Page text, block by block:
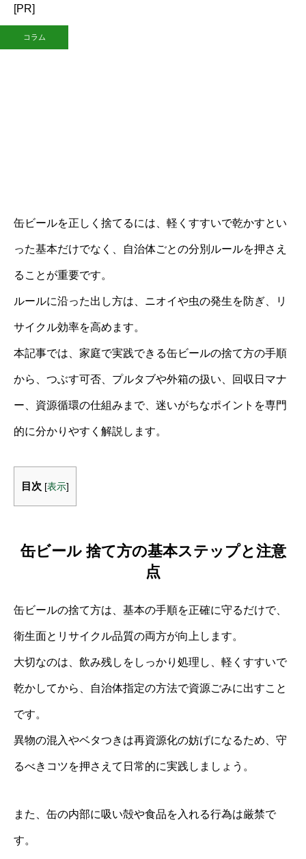
[PR]
コラム
缶ビールを正しく捨てるには、軽くすすいで乾かすとい
った基本だけでなく、自治体ごとの分別ルールを押さえ
ることが重要です。
ルールに沿った出し方は、ニオイや虫の発生を防ぎ、リ
サイクル効率を高めます。
本記事では、家庭で実践できる缶ビールの捨て方の手順
から、つぶす可否、プルタブや外箱の扱い、回収日マナ
ー、資源循環の仕組みまで、迷いがちなポイントを専門
的に分かりやすく解説します。
目次 [表示]
缶ビール 捨て方の基本ステップと注意
点
缶ビールの捨て方は、基本の手順を正確に守るだけで、
衛生面とリサイクル品質の両方が向上します。
大切なのは、飲み残しをしっかり処理し、軽くすすいで
乾かしてから、自治体指定の方法で資源ごみに出すこと
です。
異物の混入やベタつきは再資源化の妨げになるため、守
るべきコツを押さえて日常的に実践しましょう。
また、缶の内部に吸い殻や食品を入れる行為は厳禁で
す。